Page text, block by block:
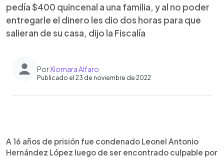
pedía $400 quincenal a una familia, y al no poder
entregarle el dinero les dio dos horas para que
salieran de su casa, dijo la Fiscalía
PorXiomara Alfaro
Publicado el 23 de noviembre de 2022
► Escuchar artículo
A 16 años de prisión fue condenado Leonel Antonio
Hernández López luego de ser encontrado culpable por